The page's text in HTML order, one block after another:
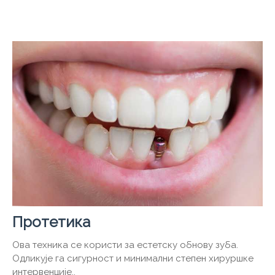
Протетика
Ова техника се користи за естетску обнову зуба.
Одликује га сигурност и минимални степен хируршке
интервенције..